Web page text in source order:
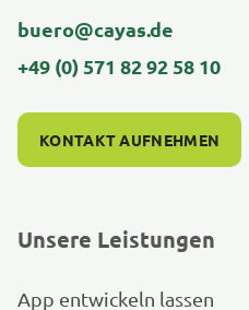
buero@cayas.de
+49 (0) 571 82 92 58 10
KONTAKT AUFNEHMEN
Unsere Leistungen
App entwickeln lassen